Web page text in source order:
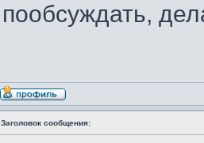
пообсуждать,
Заголовок сообщения: